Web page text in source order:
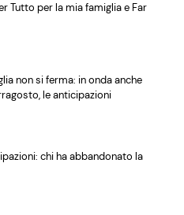
Tutto per la mia famiglia e Far
non si ferma: in onda anche
le anticipazioni
chi ha abbandonato la